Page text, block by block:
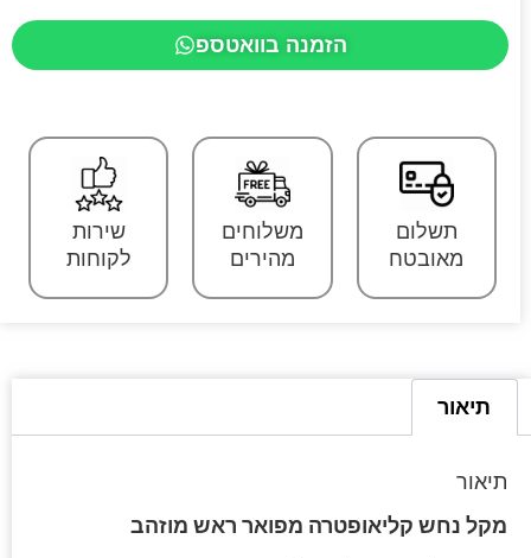
הזמנה בוואטספ
תשלום
מאובטח
משלוחים
מהירים
שירות
לקוחות
תיאור
תיאור
מקל נחש קליאופטרה מפואר ראש מוזהב